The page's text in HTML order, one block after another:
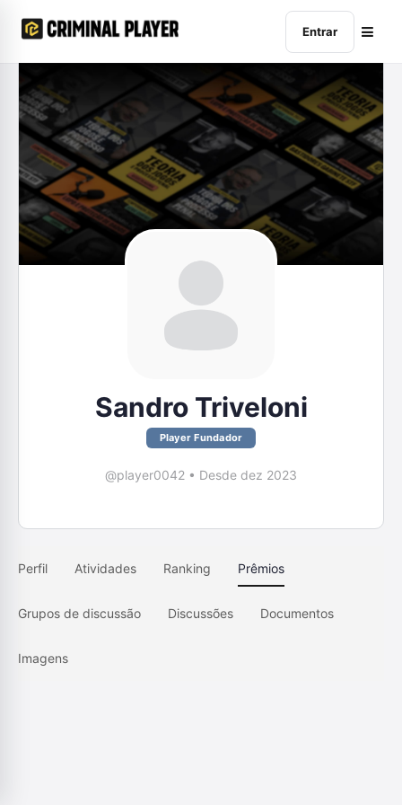
Entrar
Sandro Triveloni
Player Fundador
@player0042 • Desde dez 2023
Perfil Atividades Ranking Prêmios
Grupos de discussão Discussões Documentos
Imagens